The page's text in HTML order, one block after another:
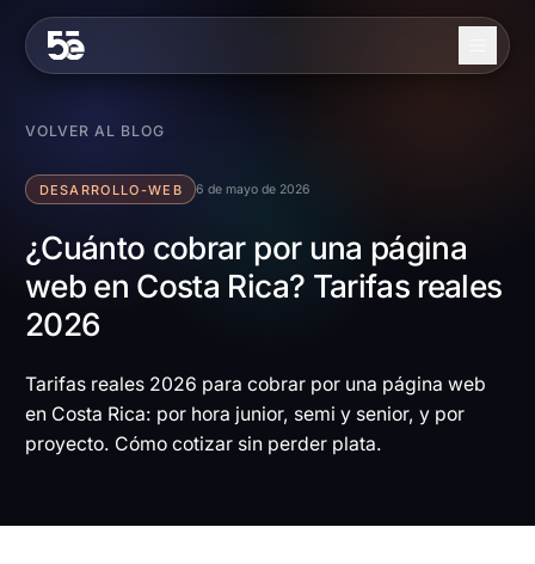
Nosotros
Servicios
Trabajo
Blog
Contacto
EN ES
VOLVER AL BLOG
DESARROLLO-WEB 6 de mayo de 2026
¿Cuánto cobrar por una página
web en Costa Rica? Tarifas reales
2026
Tarifas reales 2026 para cobrar por una página web
en Costa Rica: por hora junior, semi y senior, y por
proyecto. Cómo cotizar sin perder plata.